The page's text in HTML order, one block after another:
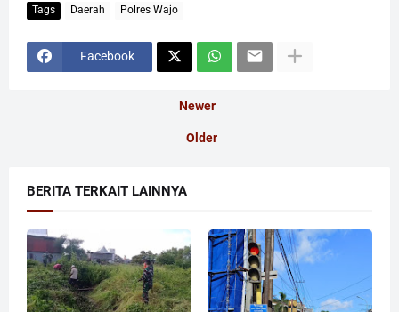
Tags Daerah Polres Wajo
Facebook
Newer
Older
BERITA TERKAIT LAINNYA